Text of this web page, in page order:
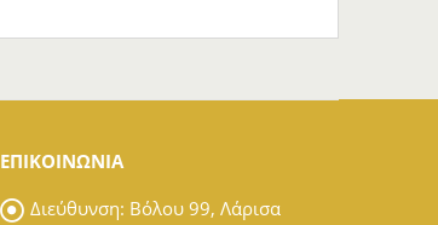
ΕΠΙΚΟΙΝΩΝΙΑ
Διεύθυνση: Βόλου 99, Λάρισα